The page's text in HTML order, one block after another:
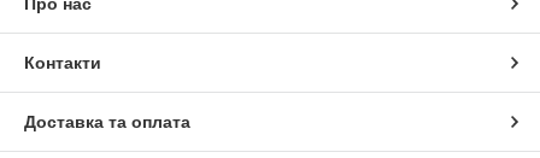
Контакти
Доставка та оплата